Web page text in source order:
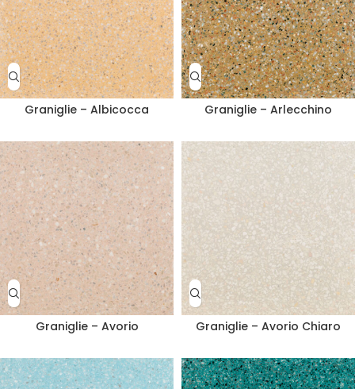
Graniglie – Albicocca Graniglie – Arlecchino
Graniglie – Avorio Graniglie – Avorio Chiaro